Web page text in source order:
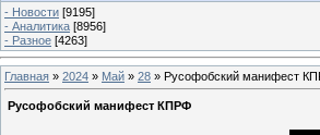
- Новости [9195]
- Аналитика [8956]
- Разное [4263]
Главная » 2024 » Май » 28 » Русофобский манифест
Русофобский манифест КПРФ